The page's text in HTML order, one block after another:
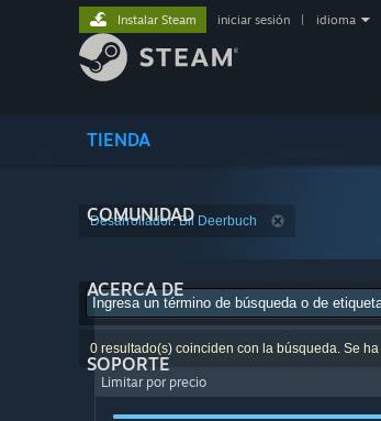
TIENDA
COMUNIDAD
ACERCA DE
SOPORTE
Instalar Steam iniciar sesión idioma
Desarrollador: Bil Deerbuch
0 resultado(s) coinciden con la búsqueda. Se
Limitar por precio